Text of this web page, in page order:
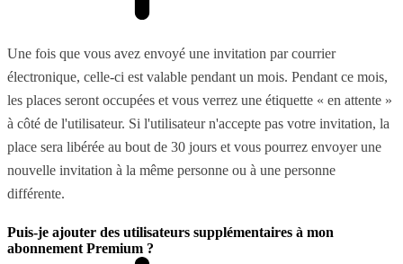
Une fois que vous avez envoyé une invitation par courrier
électronique, celle-ci est valable pendant un mois. Pendant ce mois,
les places seront occupées et vous verrez une étiquette « en attente »
à côté de l'utilisateur. Si l'utilisateur n'accepte pas votre invitation, la
place sera libérée au bout de 30 jours et vous pourrez envoyer une
nouvelle invitation à la même personne ou à une personne
différente.
Puis-je ajouter des utilisateurs supplémentaires à mon
abonnement Premium ?